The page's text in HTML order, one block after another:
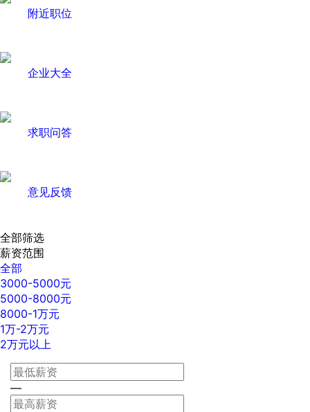
附近职位
企业大全
求职问答
意见反馈
全部筛选
薪资范围
全部
3000-5000元
5000-8000元
8000-1万元
1万-2万元
2万元以上
—